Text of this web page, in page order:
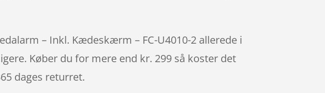
– Inkl. Kædeskærm – FC-U4010-2 allerede i
Køber du for mere end kr. 299 så koster det
dages returret.